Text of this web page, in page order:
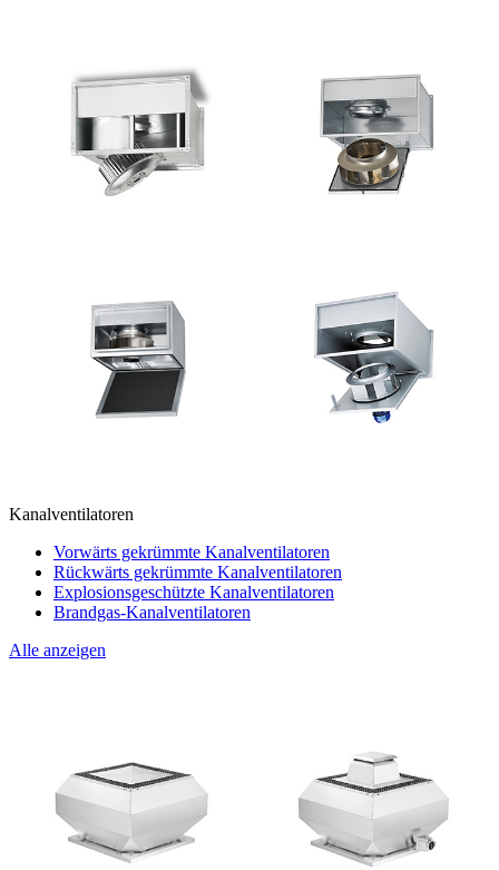
Kanalventilatoren
Vorwärts gekrümmte Kanalventilatoren
Rückwärts gekrümmte Kanalventilatoren
Explosionsgeschützte Kanalventilatoren
Brandgas-Kanalventilatoren
Alle anzeigen